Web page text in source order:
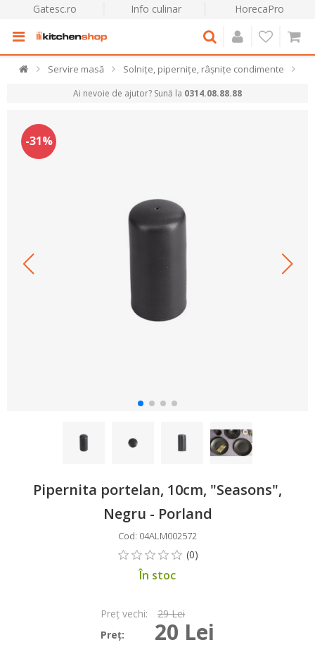
Gatesc.ro Info culinar HorecaPro
Servire masă Solnițe, pipernițe, râșnițe condimente
Ai nevoie de ajutor? Sună la 0314.08.88.88
-31%
Pipernita portelan, 10cm, "Seasons",
Negru - Porland
Cod: 04ALM002572
În stoc
Preţ vechi:
29 Lei
Preţ:
20 Lei